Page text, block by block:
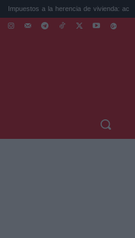
a la herencia de vivienda: aceptar, repu...